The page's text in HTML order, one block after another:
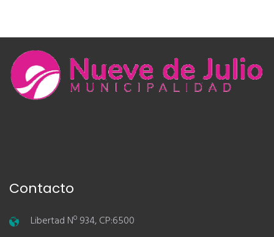
Contacto
Libertad Nº 934, CP:6500